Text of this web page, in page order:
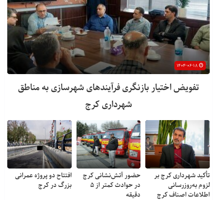
تفویض اختیار بازنگری فرآیندهای شهرسازی به مناطق
شهرداری کرج
تأکید شهرداری کرج بر
لزوم به‌روزرسانی
اطلاعات اصناف کرج
حضور آتش‌نشانی کرج
در حوادث کمتر از ۵
دقیقه
افتتاح دو پروژه عمرانی
بزرگ در کرج